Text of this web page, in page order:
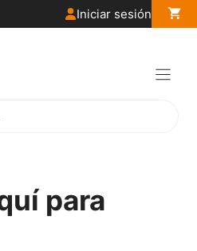
Iniciar sesión
para